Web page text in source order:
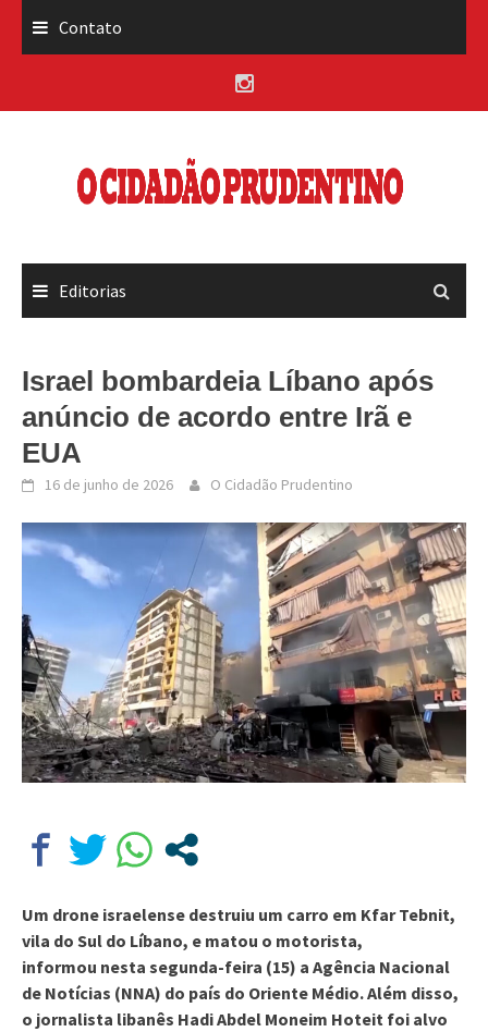
Contato
Editorias
Israel bombardeia Líbano após
anúncio de acordo entre Irã e
EUA
16 de junho de 2026 O Cidadão Prudentino
Um drone israelense destruiu um carro em Kfar Tebnit,
vila do Sul do Líbano, e matou o motorista,
informou nesta segunda-feira (15) a Agência Nacional
de Notícias (NNA) do país do Oriente Médio. Além disso,
o jornalista libanês Hadi Abdel Moneim Hoteit foi alvo